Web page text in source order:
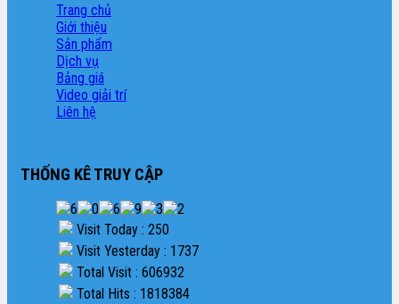
Trang chủ
Giới thiệu
Sản phẩm
Dịch vụ
Bảng giá
Video giải trí
Liên hệ
THỐNG KÊ TRUY CẬP
Visit Today : 250
Visit Yesterday : 1737
Total Visit : 606932
Total Hits : 1818384